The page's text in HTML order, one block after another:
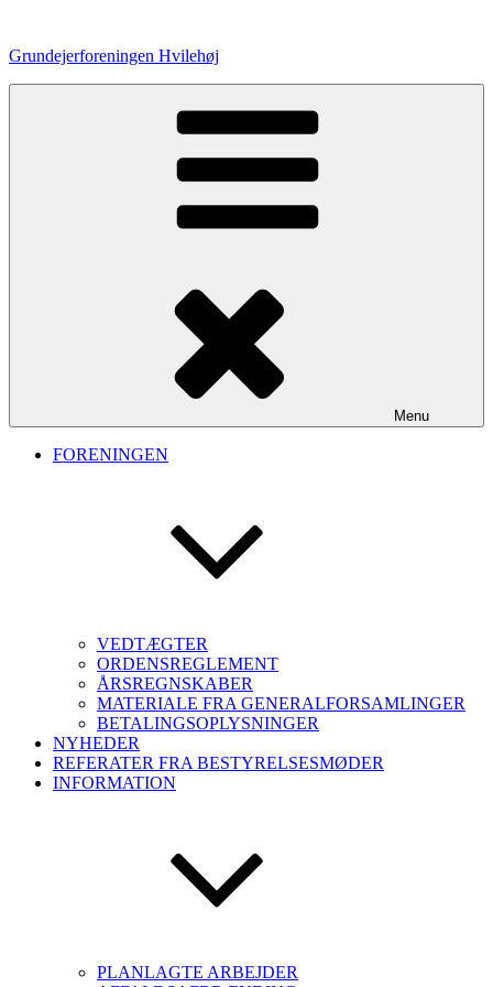
indhold
Grundejerforeningen Hvilehøj
Menu
FORENINGEN
VEDTÆGTER
ORDENSREGLEMENT
ÅRSREGNSKABER
MATERIALE FRA GENERALFORSAMLINGER
BETALINGSOPLYSNINGER
NYHEDER
REFERATER FRA BESTYRELSESMØDER
INFORMATION
PLANLAGTE ARBEJDER